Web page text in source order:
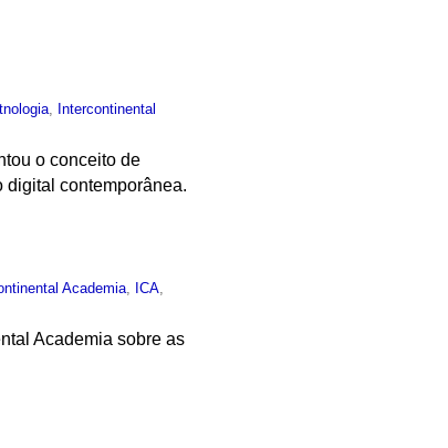
, Intercontinental
o conceito de
digital contemporânea.
Academia, ICA,
Academia sobre as